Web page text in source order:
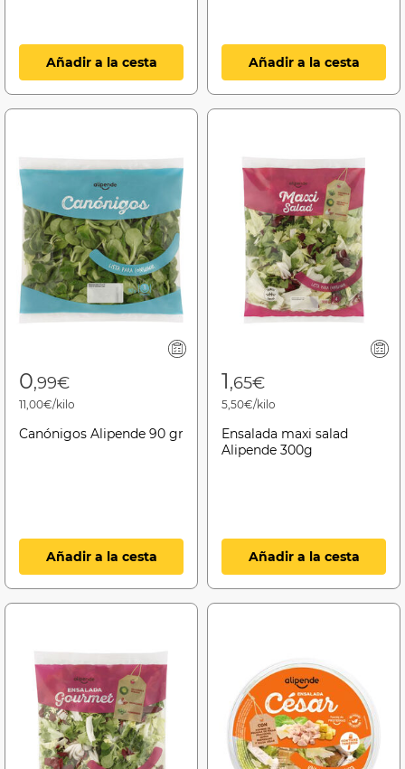
Añadir a la cesta Añadir a la cesta
0,99€
11,00€/kilo
Canónigos Alipende 90 gr
Añadir a la cesta
1,65€
5,50€/kilo
Ensalada maxi salad
Alipende 300g
Añadir a la cesta